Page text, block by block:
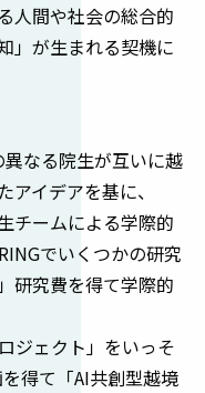
人間や社会の総合的
」が生まれる契機に
なる院生が互いに越
イデアを基に、
チームによる学際的
でいくつかの研究
研究費を得て学際的
ジェクト」をいっそ
得て「AI共創型越境